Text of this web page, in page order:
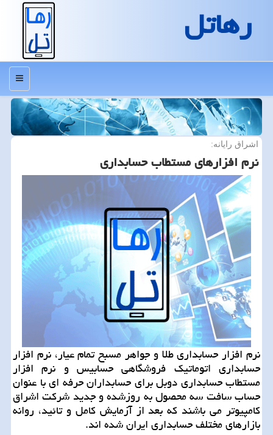
رهاتل
منو
اشراق رایانه:
نرم افزارهای مستطاب حسابداری
نرم افزار حسابداری طلا و جواهر مسبح تمام عیار، نرم افزار
حسابداری اتوماتیك فروشگاهی حسابیس و نرم افزار
مستطاب حسابداری دوبل برای حسابداران حرفه ای با عنوان
حساب سافت سه محصول به روزشده و جدید شركت اشراق
كامپیوتر می باشند كه بعد از آزمایش كامل و تائید، روانه
بازارهای مختلف حسابداری ایران شده اند.